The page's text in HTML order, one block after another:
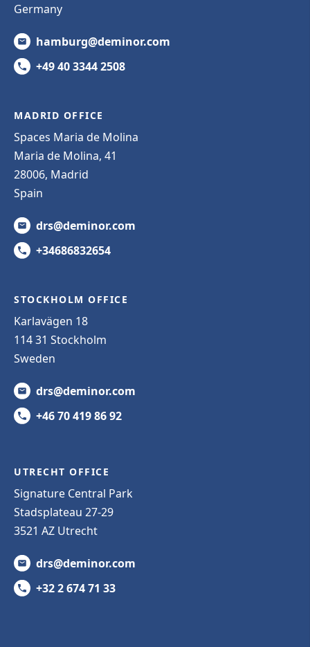
Germany
hamburg@deminor.com
+49 40 3344 2508
MADRID OFFICE
Spaces Maria de Molina
Maria de Molina, 41
28006, Madrid
Spain
drs@deminor.com
+34686832654
STOCKHOLM OFFICE
Karlavägen 18
114 31 Stockholm
Sweden
drs@deminor.com
+46 70 419 86 92
UTRECHT OFFICE
Signature Central Park
Stadsplateau 27-29
3521 AZ Utrecht
drs@deminor.com
+32 2 674 71 33